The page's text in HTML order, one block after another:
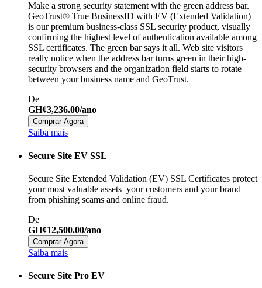
Make a strong security statement with the green address bar.
GeoTrust® True BusinessID with EV (Extended Validation)
is our premium business-class SSL security product, visually
confirming the highest level of authentication available among
SSL certificates. The green bar says it all. Web site visitors
really notice when the address bar turns green in their high-
security browsers and the organization field starts to rotate
between your business name and GeoTrust.
De
GH¢3,236.00/ano
Comprar Agora
Saiba mais
Secure Site EV SSL
Secure Site Extended Validation (EV) SSL Certificates protect
your most valuable assets–your customers and your brand–
from phishing scams and online fraud.
De
GH¢12,500.00/ano
Comprar Agora
Saiba mais
Secure Site Pro EV